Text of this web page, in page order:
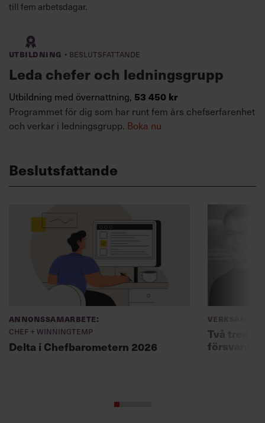
till fem arbetsdagar.
Utbildning · Beslutsfattande
Leda chefer och ledningsgrupp
Utbildning med övernattning, 53 450 kr
Programmet för dig som har runt fem års chefserfarenhet
och verkar i ledningsgrupp. Boka nu
Beslutsfattande
Annonssamarbete:
Chef + Winningtemp
Delta i Chefbarometern 2026
Två
försvann